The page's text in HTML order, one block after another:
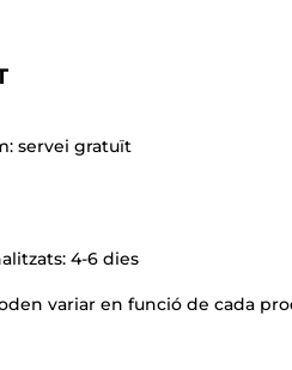
servei gratuït
4-6 dies
variar en funció de cada